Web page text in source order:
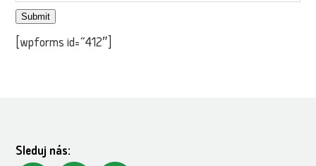
Submit
[wpforms id=“412″]
Sleduj nás: